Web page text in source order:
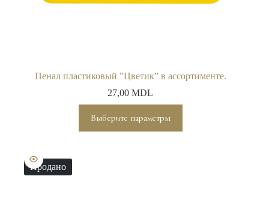
Пенал пластиковый ”Цветик” в ассортименте.
27,00MDL
Выберите параметры
товар
имеет
Продано